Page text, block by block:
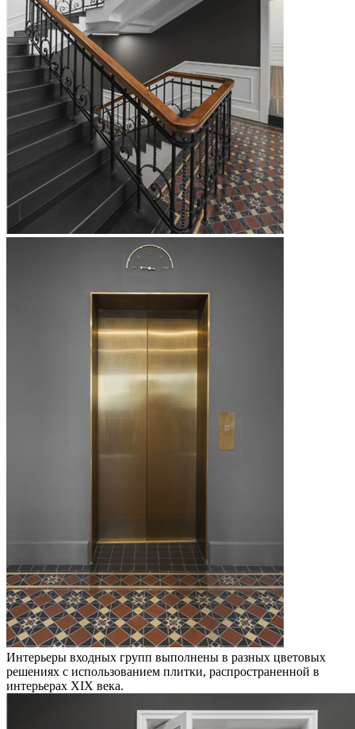
Интерьеры входных групп выполнены в разных цветовых
решениях с использованием плитки, распространенной в
интерьерах XIX века.